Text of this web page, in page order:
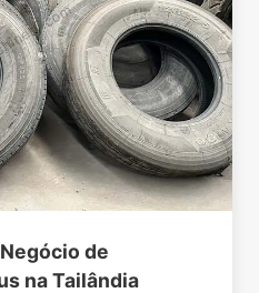
de
na Tailândia